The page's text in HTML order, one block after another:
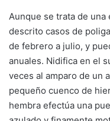
Aunque se trata de una
descrito casos de
de febrero a julio, y
anuales. Nidifica en el
veces al amparo de un
pequeño cuenco de
hembra efectúa una